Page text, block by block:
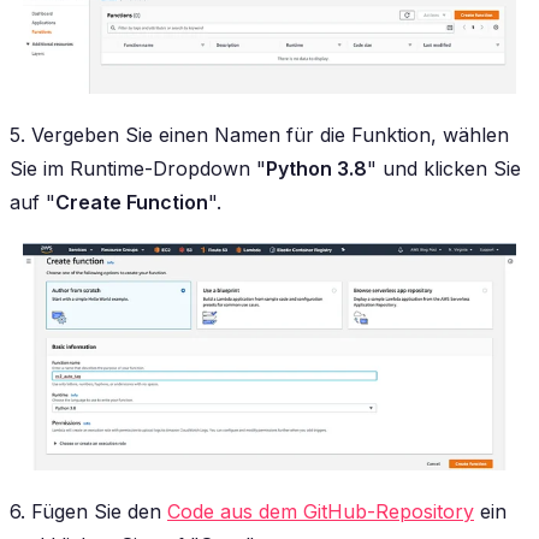
5. Vergeben Sie einen Namen für die Funktion, wählen
Sie im Runtime-Dropdown "Python 3.8" und klicken Sie
auf "Create Function".
6. Fügen Sie den Code aus dem GitHub-Repository ein